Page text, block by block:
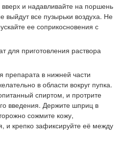
и надавливайте на поршень
выйдут все пузырьки воздуха. Не
ее соприкосновения с
препарата в нижней части
в области вокруг пупка.
спиртом, и протрите
введения. Держите шприц в
сожмите кожу,
и крепко зафиксируйте её между